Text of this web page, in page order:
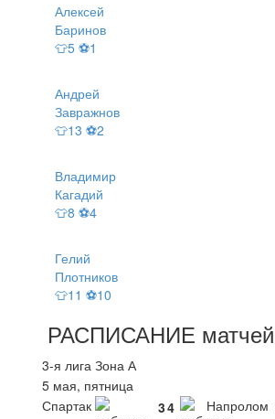
Алексей
Баринов
👕5 ⚽1
Андрей
Завражнов
👕13 ⚽2
Владимир
Кагадий
👕8 ⚽4
Гелий
Плотников
👕11 ⚽10
РАСПИСАНИЕ матчей
3-я лига Зона А
5 мая, пятница
Спартак
34 Напролом